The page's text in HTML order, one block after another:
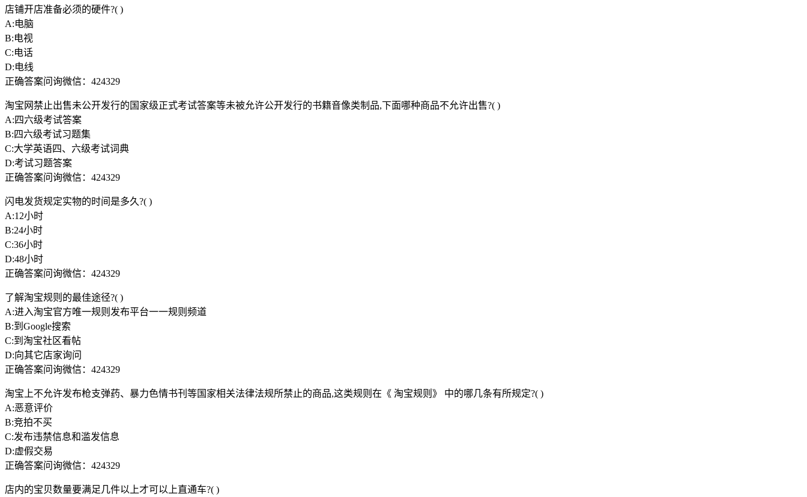
店铺开店准备必须的硬件?( )
A:电脑
B:电视
C:电话
D:电线
正确答案问询微信：424329
淘宝网禁止出售未公开发行的国家级正式考试答案等未被允许公开发行的书籍音像类制品,下面哪种商品不允许出售?( )
A:四六级考试答案
B:四六级考试习题集
C:大学英语四、六级考试词典
D:考试习题答案
正确答案问询微信：424329
闪电发货规定实物的时间是多久?( )
A:12小时
B:24小时
C:36小时
D:48小时
正确答案问询微信：424329
了解淘宝规则的最佳途径?( )
A:进入淘宝官方唯一规则发布平台一一规则频道
B:到Google搜索
C:到淘宝社区看帖
D:向其它店家询问
正确答案问询微信：424329
淘宝上不允许发布枪支弹药、暴力色情书刊等国家相关法律法规所禁止的商品,这类规则在《 淘宝规则》 中的哪几条有所规定?( )
A:恶意评价
B:竞拍不买
C:发布违禁信息和滥发信息
D:虚假交易
正确答案问询微信：424329
店内的宝贝数量要满足几件以上才可以上直通车?( )